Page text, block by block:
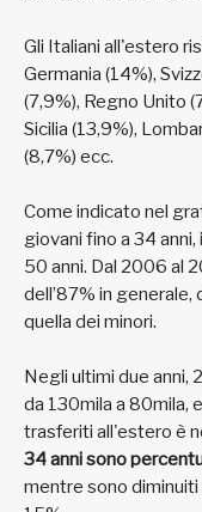
Gli Italiani all'estero
Germania (14%),
(7,9%), Regno Unito
Sicilia (13,9%),
(8,7%) ecc.
Come indicato nel
giovani fino a 34
50 anni. Dal 2006 al
dell’87% in
quella dei minori.
Negli ultimi due anni,
da 130mila a 80mila,
trasferiti all'estero è
34 anni sono
mentre sono